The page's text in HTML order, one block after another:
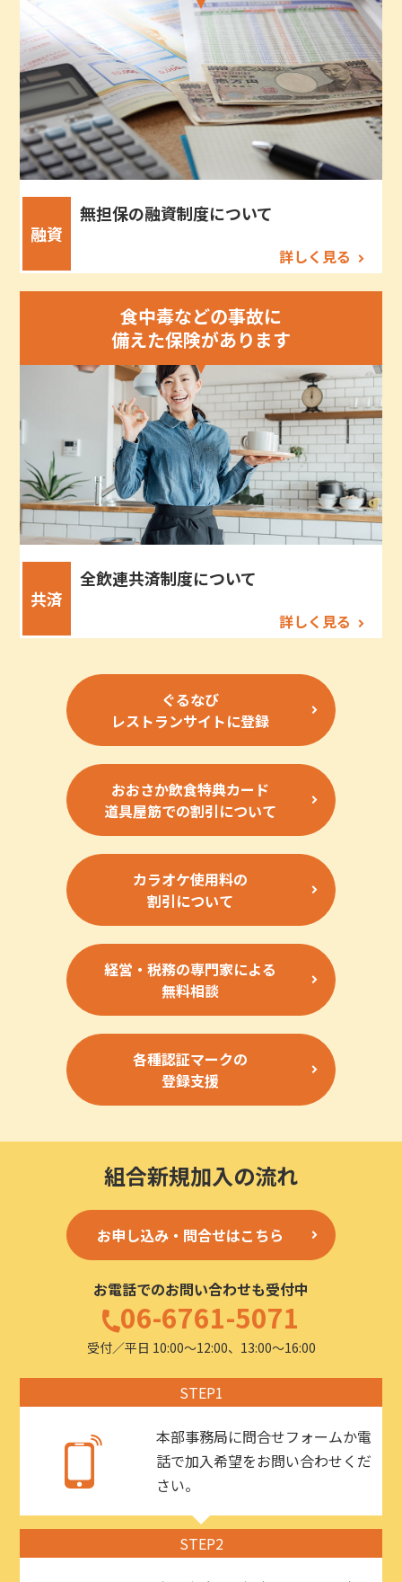
融資
無担保の融資制度について
詳しく見る
食中毒などの事故に
備えた保険があります
共済
全飲連共済制度について
詳しく見る
ぐるなび
レストランサイトに登録
おおさか飲食特典カード
道具屋筋での割引について
カラオケ使用料の
割引について
経営・税務の専門家による
無料相談
各種認証マークの
登録支援
組合新規加入の流れ
お申し込み・問合せはこちら
お電話でのお問い合わせも受付中
06-6761-5071
受付／平日 10:00〜12:00、13:00〜16:00
STEP1
本部事務局に問合せフォームか電
話で加入希望をお問い合わせくだ
さい。
STEP2